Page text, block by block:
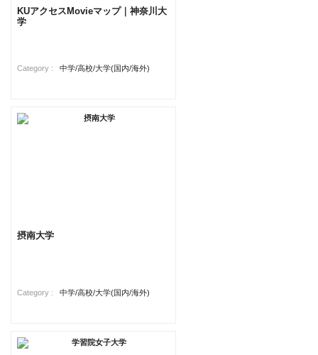
KUアクセスMovieマップ｜神奈川大
学
Category : 中学/高校/大学(国内/海外)
摂南大学
Category : 中学/高校/大学(国内/海外)